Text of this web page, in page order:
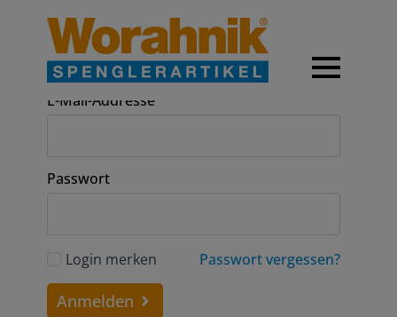
Anmeldung
E-Mail-Addresse
Passwort
Login merken Passwort vergessen?
Anmelden